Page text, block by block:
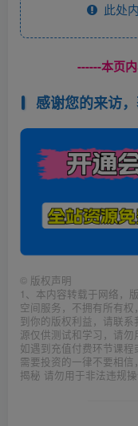
此处内
------本页
感谢您的来访
© 版权声明
1、本内容转载于网络，
空间服务，不拥有所有
到你的版权利益，请联
源仅供测试和学习，请勿
如遇到充值付费环节课
需要投资的一律不要相
揭秘 请勿用于非法违规